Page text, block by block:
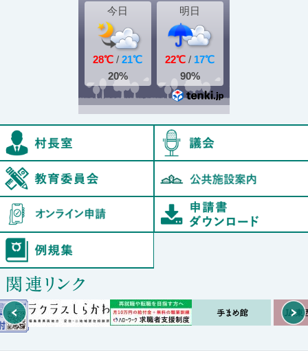
村長室
オンライン申請
Prev